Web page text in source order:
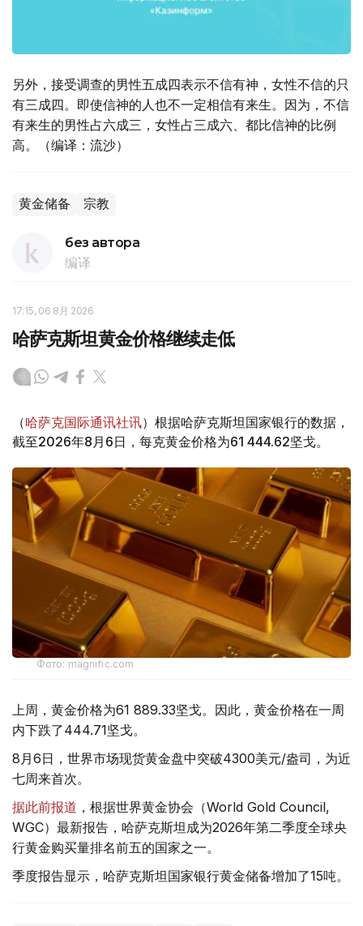
另外，接受调查的男性五成四表示不信有神，女性不信的只
有三成四。即使信神的人也不一定相信有来生。因为，不信
有来生的男性占六成三，女性占三成六、都比信神的比例
高。（编译：流沙）
黄金储备 宗教
без автора
编译
17:15, 06 8月 2026
哈萨克斯坦黄金价格继续走低
（哈萨克国际通讯社讯）根据哈萨克斯坦国家银行的数据，
截至2026年8月6日，每克黄金价格为61 444.62坚戈。
Фото: magnific.com
上周，黄金价格为61 889.33坚戈。因此，黄金价格在一周
内下跌了444.71坚戈。
8月6日，世界市场现货黄金盘中突破4300美元/盎司，为近
七周来首次。
据此前报道 ，根据世界黄金协会（World Gold Council,
WGC）最新报告，哈萨克斯坦成为2026年第二季度全球央
行黄金购买量排名前五的国家之一。
季度报告显示，哈萨克斯坦国家银行黄金储备增加了15吨。